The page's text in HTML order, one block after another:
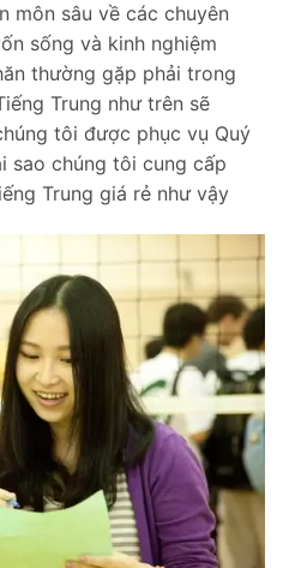
môn sâu về các chuyên
sống và kinh nghiệm
thường gặp phải trong
Trung như trên sẽ
tôi được phục vụ Quý
sao chúng tôi cung cấp
Trung giá rẻ như vậy